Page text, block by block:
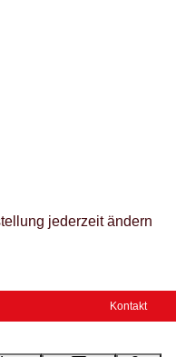
jederzeit ändern
Kontakt